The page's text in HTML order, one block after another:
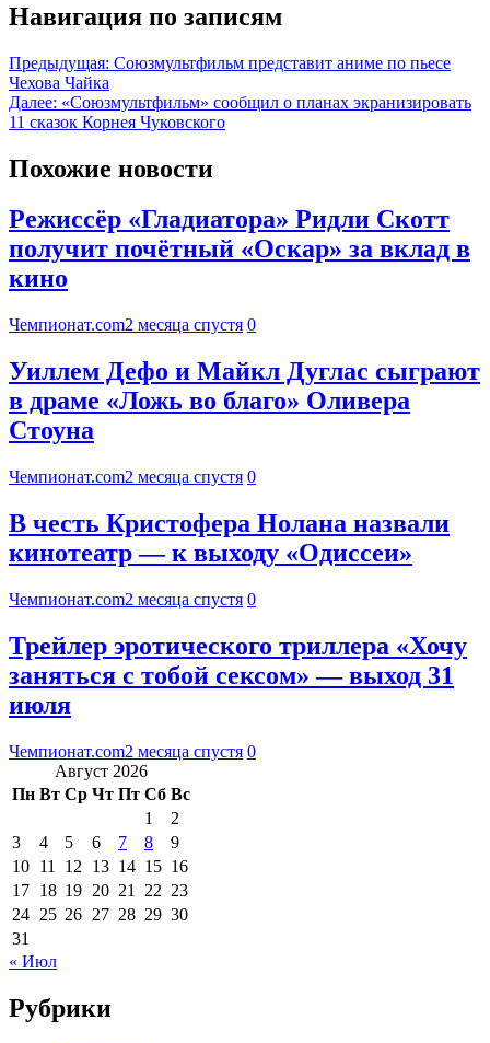
Навигация по записям
Предыдущая: Союзмультфильм представит аниме по пьесе
Чехова Чайка
Далее: «Союзмультфильм» сообщил о планах экранизировать
11 сказок Корнея Чуковского
Похожие новости
Режиссёр «Гладиатора» Ридли Скотт
получит почётный «Оскар» за вклад в
кино
Чемпионат.com2 месяца спустя 0
Уиллем Дефо и Майкл Дуглас сыграют
в драме «Ложь во благо» Оливера
Стоуна
Чемпионат.com2 месяца спустя 0
В честь Кристофера Нолана назвали
кинотеатр — к выходу «Одиссеи»
Чемпионат.com2 месяца спустя 0
Трейлер эротического триллера «Хочу
заняться с тобой сексом» — выход 31
июля
Чемпионат.com2 месяца спустя 0
Август 2026
Пн Вт Ср Чт Пт Сб Вс
1
2
3
4 5 6 7 8
9
10 11 12 13 14 15 16
17 18 19 20 21 22 23
24 25 26 27 28 29 30
31
« Июл
Рубрики